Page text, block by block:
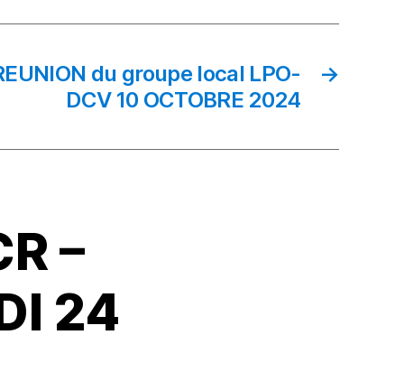
→
du groupe local LPO-
DCV 10 OCTOBRE 2024
–
24